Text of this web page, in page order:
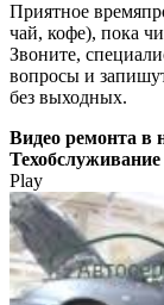
Приятное
чай, кофе), пока
Звоните,
вопросы и
без выходных.
Видео ремонта в
Play